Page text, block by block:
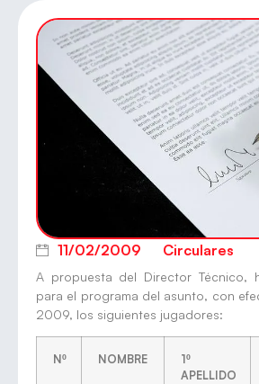
11/02/2009 Circulares
A propuesta del Director Técnico,
para el programa del asunto, con
2009, los siguientes jugadores:
Nº NOMBRE
1º
APELLIDO